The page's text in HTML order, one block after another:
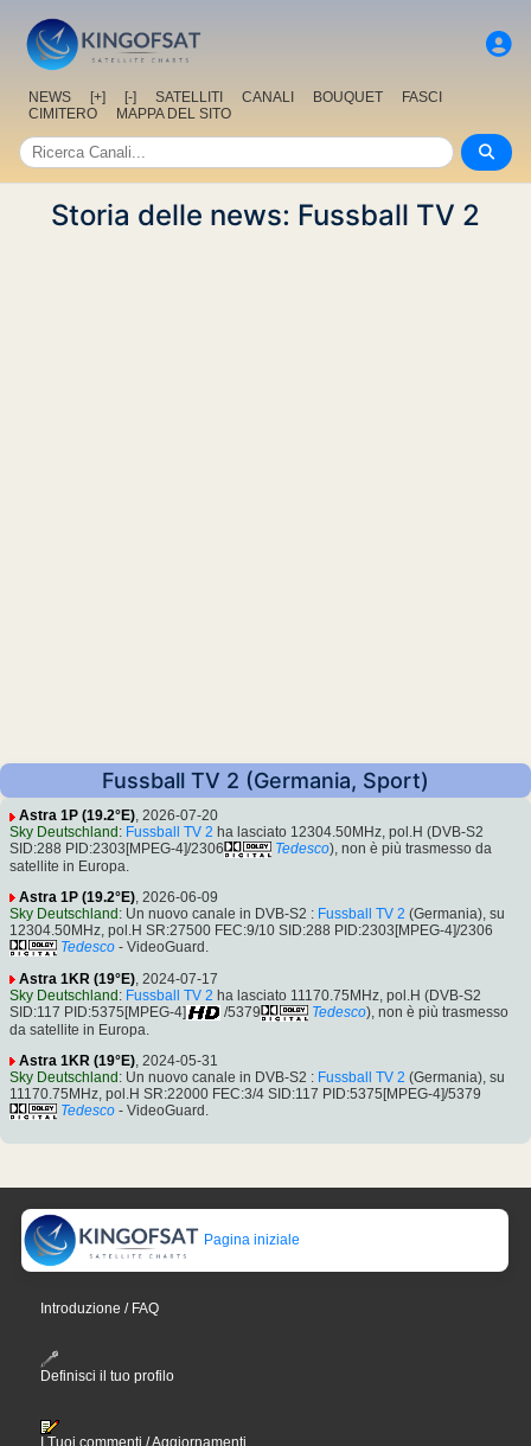
NEWS [+] [-] SATELLITI CANALI BOUQUET
FASCI
CIMITERO
MAPPA DEL SITO
Storia delle news: Fussball TV 2
Fussball TV 2 (Germania, Sport)
Astra 1P (19.2°E), 2026-07-20
Sky Deutschland : Fussball TV 2 ha lasciato 12304.50MHz, pol.H (DVB-S2
SID:288 PID:2303[MPEG-4]/2306
Tedesco), non è più trasmesso da
satellite in Europa.
Astra 1P (19.2°E), 2026-06-09
Sky Deutschland : Un nuovo canale in DVB-S2 : Fussball TV 2 (Germania), su
12304.50MHz, pol.H SR:27500 FEC:9/10 SID:288 PID:2303[MPEG-4]/2306
Tedesco - VideoGuard.
Astra 1KR (19°E), 2024-07-17
Sky Deutschland : Fussball TV 2 ha lasciato 11170.75MHz, pol.H (DVB-S2
SID:117 PID:5375[MPEG-4]
/5379 Tedesco), non è più trasmesso
da satellite in Europa.
Astra 1KR (19°E) , 2024-05-31
Sky Deutschland: Un nuovo canale in DVB-S2 : Fussball TV 2 (Germania), su
11170.75MHz, pol.H SR:22000 FEC:3/4 SID:117 PID:5375[MPEG-4]/5379
Tedesco - VideoGuard.
Pagina iniziale
Introduzione / FAQ
Definisci il tuo profilo